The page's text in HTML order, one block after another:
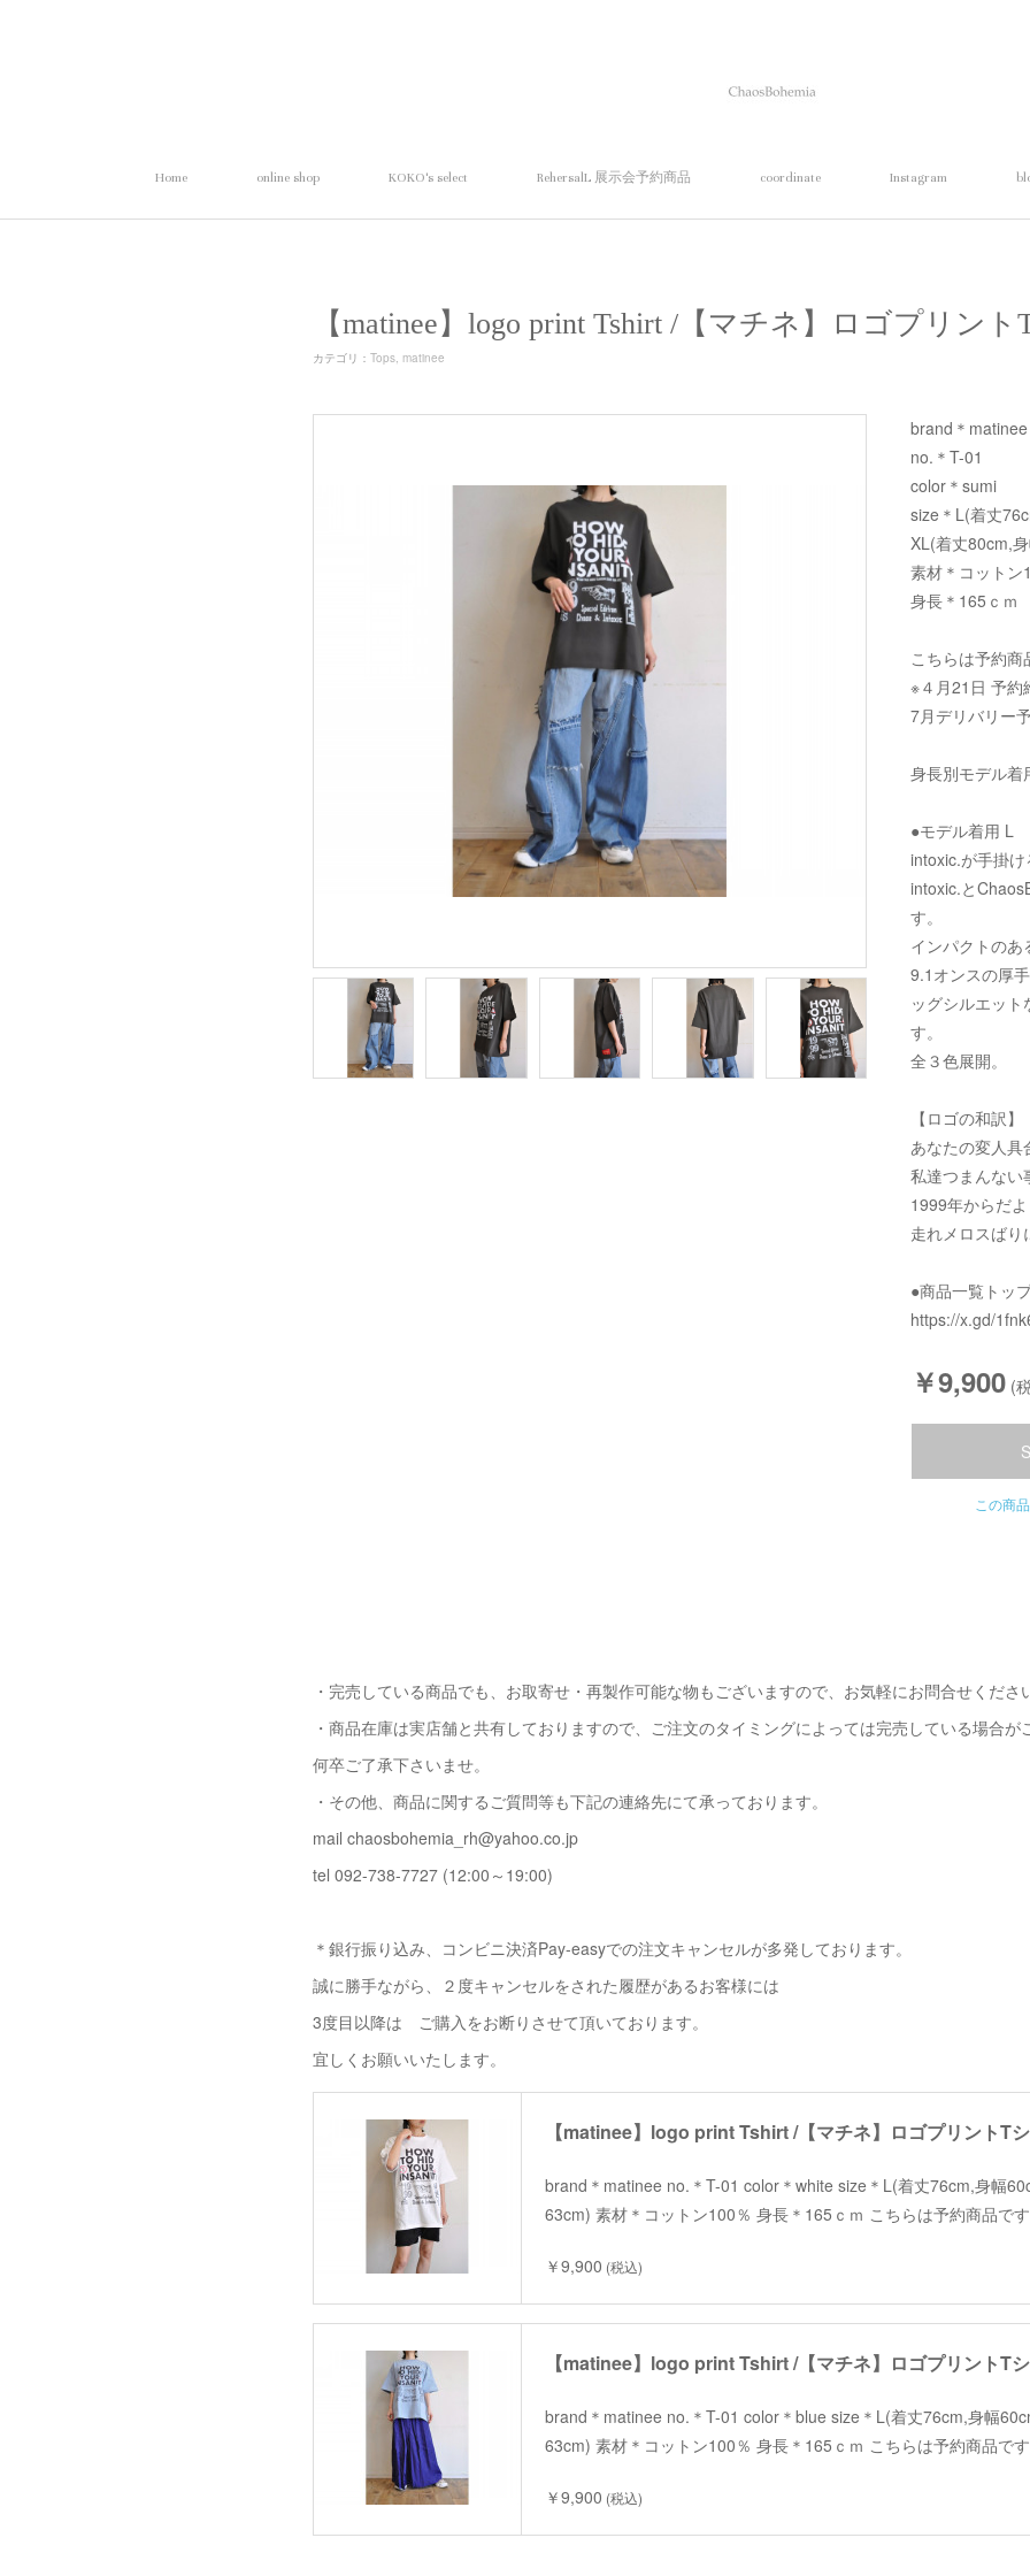
Home online shop KOKO's select RehersalL 展示会予約商品 coordinate Instagram
【matinee】logo print Tshirt /【マチネ】ロゴプリント
カテゴリ ： Tops matinee
brand＊matinee
no.＊T-01
color＊sumi
size＊L(着丈
XL(着丈80cm,
素材＊コットン
身長＊165ｃｍ
こちらは予約商
※４月21日 予約
7月デリバリー予
身長別モデル
●モデル着用 L
intoxic.が手掛け
intoxic.と
す。
インパクトのあ
9.1オンスの厚
ッグシルエッ
す。
全３色展開。
【ロゴの和訳】
あなたの変人具
私達つまんない
1999年からだよ
走れメロスばり
●商品一覧トッ
https://x.gd/
￥9,900 (
この商
・完売している商品でも、お取寄せ・再製作可能な物もございますので、お気軽にお問合せくださ
・商品在庫は実店舗と共有しておりますので、ご注文のタイミングによっては完売している場合が
何卒ご了承下さいませ。
・その他、商品に関するご質問等も下記の連絡先にて承っております。
mail chaosbohemia_rh@yahoo.co.jp
tel 092-738-7727 (12:00～19:00)
＊銀行振り込み、コンビニ決済Pay-easyでの注文キャンセルが多発しております。
誠に勝手ながら、２度キャンセルをされた履歴があるお客様には
3度目以降は ご購入をお断りさせて頂いております。
宜しくお願いいたします。
【matinee】logo print Tshirt /【マチネ】ロゴプリントT
brand＊matinee no.＊T-01 color＊white size＊L(着丈76cm,身幅
63cm) 素材＊コットン100％ 身長＊165ｃｍ こちらは予約商品で
￥9,900 (税込)
【matinee】logo print Tshirt /【マチネ】ロゴプリントT
brand＊matinee no.＊T-01 color＊blue size＊L(着丈76cm,身幅
63cm) 素材＊コットン100％ 身長＊165ｃｍ こちらは予約商品で
￥9,900 (税込)